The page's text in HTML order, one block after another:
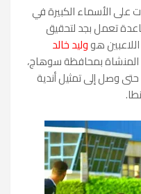
على الأسماء الكبيرة في
تعمل بجد لتحقيق
هووليد خالد
24 مارس 2003، ابن المنشاة بمحافظة سوهاج،
وصل إلى تمثيل أندية